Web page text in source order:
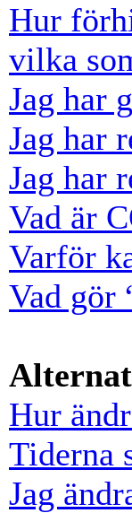
Hur
vilka
Jag har
Jag har
Jag har
Vad är
Varför
Vad gör
Hur
Tiderna
Jag